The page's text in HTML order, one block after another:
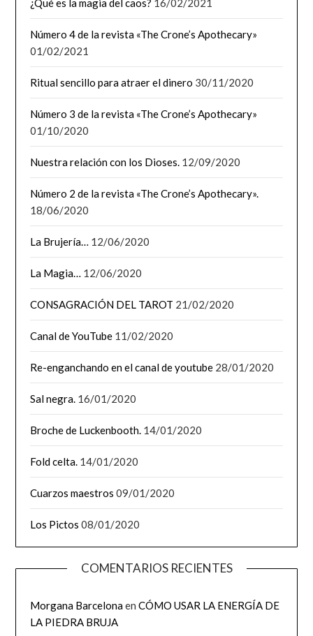
¿Qué es la magia del caos? 16/02/2021
Número 4 de la revista «The Crone’s Apothecary»
01/02/2021
Ritual sencillo para atraer el dinero 30/11/2020
Número 3 de la revista «The Crone’s Apothecary»
01/10/2020
Nuestra relación con los Dioses. 12/09/2020
Número 2 de la revista «The Crone’s Apothecary».
18/06/2020
La Brujería… 12/06/2020
La Magia… 12/06/2020
CONSAGRACIÓN DEL TAROT 21/02/2020
Canal de YouTube 11/02/2020
Re-enganchando en el canal de youtube 28/01/2020
Sal negra. 16/01/2020
Broche de Luckenbooth. 14/01/2020
Fold celta. 14/01/2020
Cuarzos maestros 09/01/2020
Los Pictos 08/01/2020
COMENTARIOS RECIENTES
Morgana BarcelonaenCÓMO USAR LA ENERGÍA DE
LA PIEDRA BRUJA